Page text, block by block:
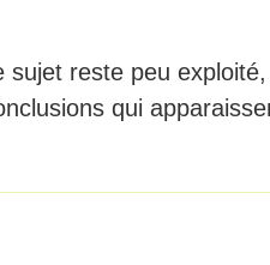
sujet reste peu
qui